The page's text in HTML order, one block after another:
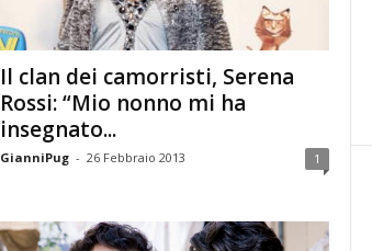
Il clan dei camorristi, Serena
Rossi: “Mio nonno mi ha
insegnato...
GianniPug - 26 Febbraio 2013 1